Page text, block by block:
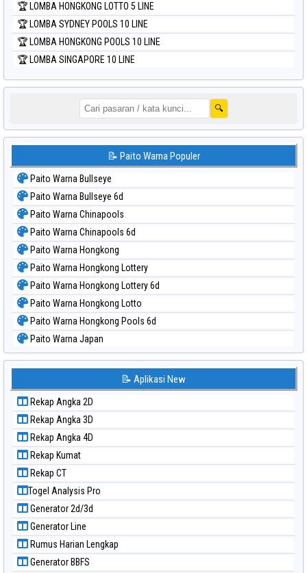
🏆 LOMBA HONGKONG LOTTO 5 LINE
🏆 LOMBA SYDNEY POOLS 10 LINE
🏆 LOMBA HONGKONG POOLS 10 LINE
🏆 LOMBA SINGAPORE 10 LINE
🔍
📝 Paito Warna Populer
Paito Warna Bullseye
Paito Warna Bullseye 6d
Paito Warna Chinapools
Paito Warna Chinapools 6d
Paito Warna Hongkong
Paito Warna Hongkong Lottery
Paito Warna Hongkong Lottery 6d
Paito Warna Hongkong Lotto
Paito Warna Hongkong Pools 6d
Paito Warna Japan
Paito Warna Japan 6d
Paito Warna Kuda Lari
Paito Warna Magnum Cambodia
Paito Warna Nagoya
Paito Warna New York Midday
Paito Warna North Carolina Day
Paito Warna Pcso
Paito Warna Pennsylvania Day
Paito Warna Sao Paulo
Paito Warna Singapore
Paito Warna Sydney
Paito Warna Sydney Lottery
📝 Aplikasi New
Rekap Angka 2D
Rekap Angka 3D
Rekap Angka 4D
Rekap Kumat
Rekap CT
Togel Analysis Pro
Generator 2d/3d
Generator Line
Rumus Harian Lengkap
Generator BBFS